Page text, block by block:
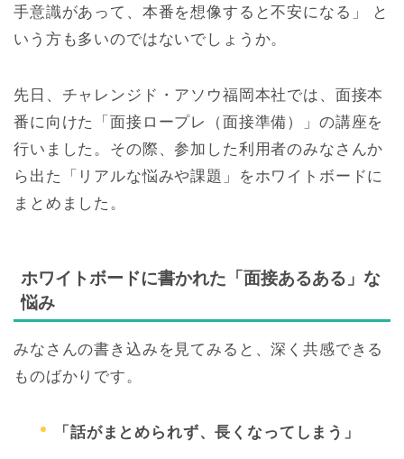
手意識があって、本番を想像すると不安になる」 と
いう方も多いのではないでしょうか。
先日、チャレンジド・アソウ福岡本社では、面接本
番に向けた「面接ロープレ（面接準備）」の講座を
行いました。その際、参加した利用者のみなさんか
ら出た「リアルな悩みや課題」をホワイトボードに
まとめました。
ホワイトボードに書かれた「面接あるある」な
悩み
みなさんの書き込みを見てみると、深く共感できる
ものばかりです。
「話がまとめられず、長くなってしまう」